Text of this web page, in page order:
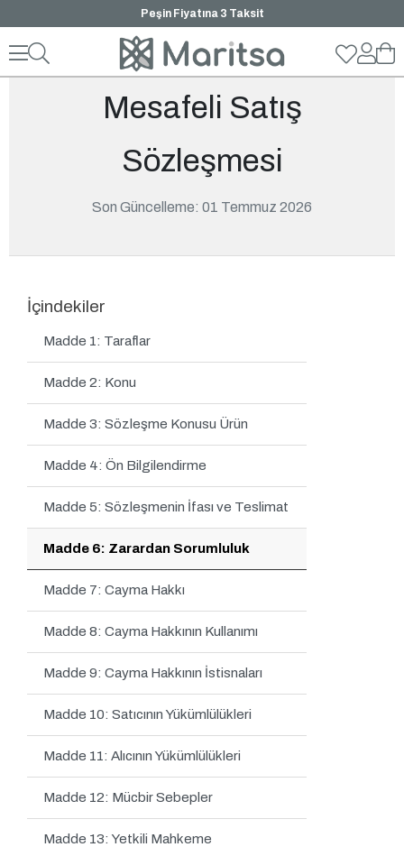
Peşin Fiyatına 3 Taksit
Mesafeli Satış
Sözleşmesi
Son Güncelleme: 01 Temmuz 2026
İçindekiler
Madde 1: Taraflar
Madde 2: Konu
Madde 3: Sözleşme Konusu Ürün
Madde 4: Ön Bilgilendirme
Madde 5: Sözleşmenin İfası ve Teslimat
Madde 6: Zarardan Sorumluluk
Madde 7: Cayma Hakkı
Madde 8: Cayma Hakkının Kullanımı
Madde 9: Cayma Hakkının İstisnaları
Madde 10: Satıcının Yükümlülükleri
Madde 11: Alıcının Yükümlülükleri
Madde 12: Mücbir Sebepler
Madde 13: Yetkili Mahkeme